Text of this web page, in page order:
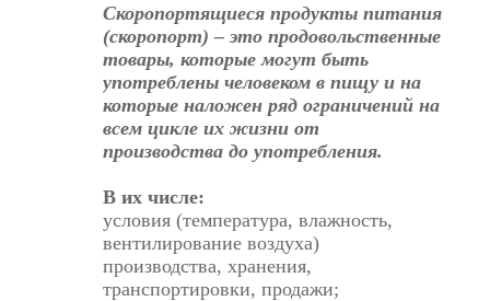
Скоропортящиеся продукты питания
(скоропорт) – это продовольственные
товары, которые могут быть
употреблены человеком в пищу и на
которые наложен ряд ограничений на
всем цикле их жизни от
производства до употребления.
В их числе:
условия (температура, влажность,
вентилирование воздуха)
производства, хранения,
транспортировки, продажи;